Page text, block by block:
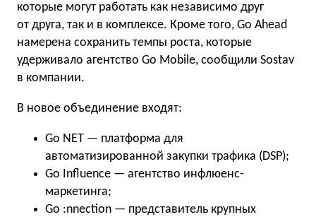
которые могут работать как независимо друг
от друга, так и в комплексе. Кроме того, Go Ahead
намерена сохранить темпы роста, которые
удерживало агентство Go Mobile, сообщили Sostav
в компании.
В новое объединение входят:
Go NET — платформа для
автоматизированной закупки трафика (DSP);
Go Influence — агентство инфлюенс-
маркетинга;
Go :nnection — представитель крупных